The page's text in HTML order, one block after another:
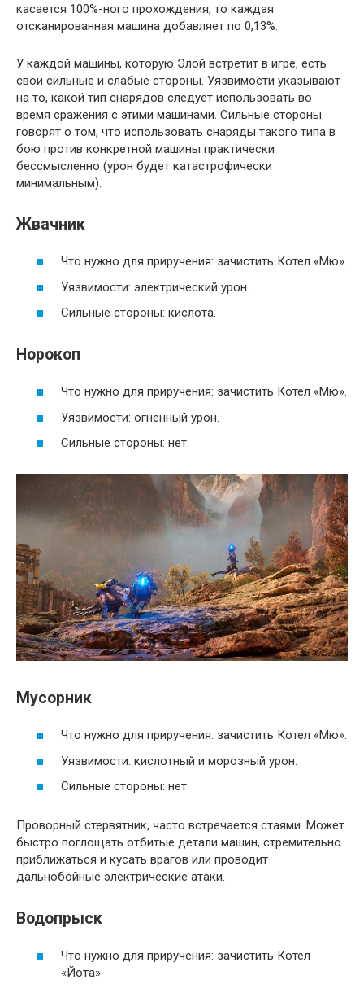
касается 100%-ного прохождения, то каждая
отсканированная машина добавляет по 0,13%.
У каждой машины, которую Элой встретит в игре, есть
свои сильные и слабые стороны. Уязвимости указывают
на то, какой тип снарядов следует использовать во
время сражения с этими машинами. Сильные стороны
говорят о том, что использовать снаряды такого типа в
бою против конкретной машины практически
бессмысленно (урон будет катастрофически
минимальным).
Жвачник
Что нужно для приручения: зачистить Котел «Мю».
Уязвимости: электрический урон.
Сильные стороны: кислота.
Норокоп
Что нужно для приручения: зачистить Котел «Мю».
Уязвимости: огненный урон.
Сильные стороны: нет.
Мусорник
Что нужно для приручения: зачистить Котел «Мю».
Уязвимости: кислотный и морозный урон.
Сильные стороны: нет.
Проворный стервятник, часто встречается стаями. Может
быстро поглощать отбитые детали машин, стремительно
приближаться и кусать врагов или проводит
дальнобойные электрические атаки.
Водопрыск
Что нужно для приручения: зачистить Котел
«Йота».